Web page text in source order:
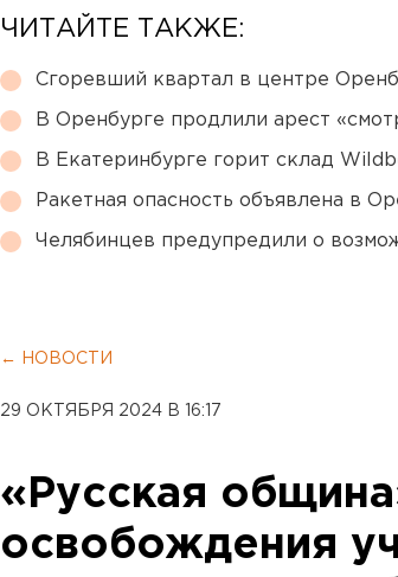
ЧИТАЙТЕ ТАКЖЕ:
Сгоревший квартал в центре
В Оренбурге продлили арест
В Екатеринбурге горит склад
Ракетная опасность объявлена в
Челябинцев предупредили о
← НОВОСТИ
29 ОКТЯБРЯ 2024 В 16:17
«Русская
освобождения